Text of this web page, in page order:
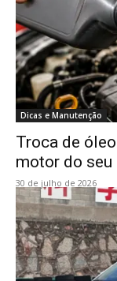
Dicas e Manutenção
Troca de
motor do seu
30 de julho de 2026